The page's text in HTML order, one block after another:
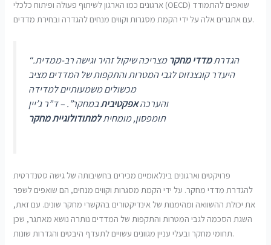
ארגונים כמו הארגון לשיתוף פעולה ופיתוח כלכלי (OECD) שואפים להתמודד
עם אתגרים אלה על ידי הקמת מסגרות וקווים מנחים להגדרה ובחירת מדדים.
“הגדרתמדדי מחקרמצריכה שיקול זהיר וגישה רב-ממדית.
היעדר קונצנזוס לגבי המטרות והתקפות של המדדים מציב
מכשולים משמעותיים למדידה
והערכהאפקטיביתבמחקר”. – ד”ר ג’יין
תומפסון, מומחיתלמתודולוגיית מחקר
פרויקטים וארגונים בינלאומיים מכירים בחשיבותה של גישה סטנדרטית
להגדרת מדדי מחקר. על ידי הקמת מסגרות וקווים מנחים, הם שואפים לשפר
את יכולת ההשוואה ומהימנות של אינדיקטורים בהקשרי מחקר שונים. עם זאת,
השגת הסכמה לגבי המטרות והתקפות של המדדים נותרה נושא מאתגר, שכן
תחומי מחקר ובעלי עניין מגוונים עשויים לתעדף היבטים והגדרות שונות.